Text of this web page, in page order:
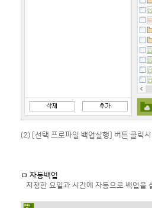
(2) [선택 프로파일 백업실행] 버튼 클릭
ㅁ 자동백업
지정한 요일과 시간에 자동으로 백업을